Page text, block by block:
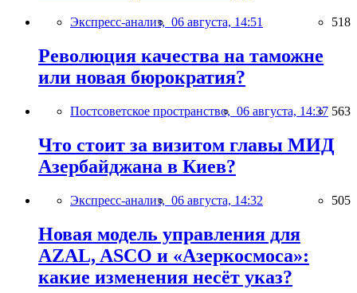
Экспресс-анализ, 06 августа, 14:51 518
Революция качества на таможне
или новая бюрократия?
Постсоветское пространство, 06 августа, 14:37 563
Что стоит за визитом главы МИД
Азербайджана в Киев?
Экспресс-анализ, 06 августа, 14:32 505
Новая модель управления для
AZAL, ASCO и «Азеркосмоса»:
какие изменения несёт указ?